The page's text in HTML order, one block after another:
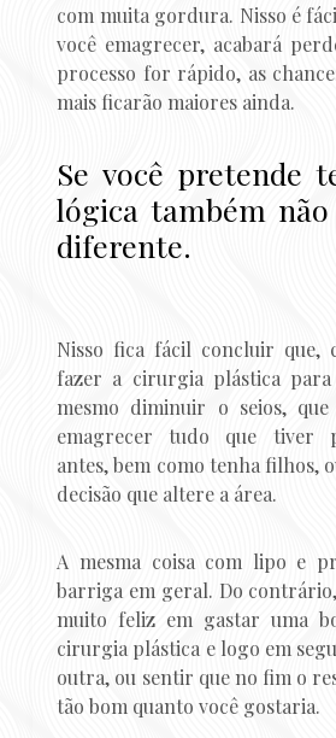
com muita gordura. Nisso é
você emagrecer, acabará
processo for rápido, as
mais ficarão maiores ainda.
Se você pretende
lógica também
diferente.
Nisso fica fácil concluir que,
fazer a cirurgia plástica
mesmo diminuir o seios,
emagrecer tudo que tiver
antes, bem como tenha filhos,
decisão que altere a área.
A mesma coisa com lipo e
barriga em geral. Do
muito feliz em gastar uma
cirurgia plástica e logo em
outra, ou sentir que no fim o
tão bom quanto você gostaria.